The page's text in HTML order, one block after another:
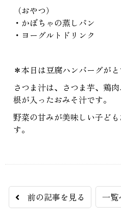
（おやつ）
・かぼちゃの蒸しパン
・ヨーグルトドリンク
＊本日は豆腐ハンバーグがと
さつま汁は、さつま芋、鶏
根が入ったおみそ汁です。
野菜の甘みが美味しい子ど
す。
前の記事を見る 一覧